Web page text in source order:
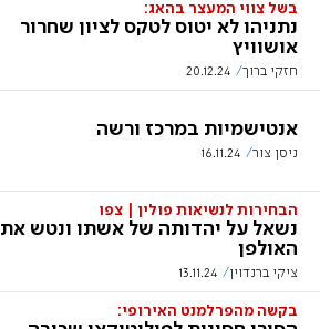
בשל צווי המעצר בהאג:
נתניהו לא יטוס לטקס לציון שחרור
אושוויץ
חזקי ברוך 20.12.24
אנטישמיות במרכז ורשה
ניסן צור 16.11.24
הבחירות לנשיאות פולין | צפו
נשאל על יהדותה של אשתו ונטש את
האולפן
ציקי ברנדוין 13.11.24
בקשה מהפרלמנט האירופי: